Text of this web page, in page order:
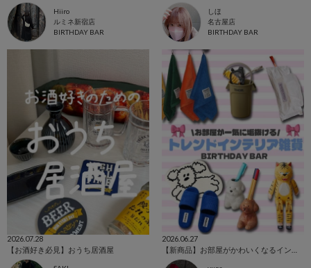
Hiiro
ルミネ新宿店
BIRTHDAY BAR
しほ
名古屋店
BIRTHDAY BAR
2026.07.28
【お酒好き必見】おうち居酒屋
2026.06.27